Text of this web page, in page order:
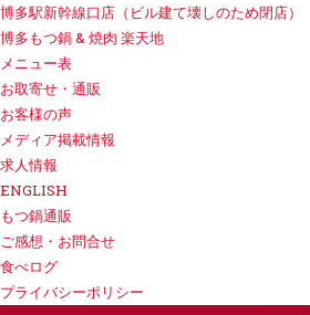
博多駅新幹線口店（ビル建て壊しのため閉店）
博多もつ鍋 & 焼肉 楽天地
メニュー表
お取寄せ・通販
お客様の声
メディア掲載情報
求人情報
ENGLISH
もつ鍋通販
ご感想・お問合せ
食べログ
プライバシーポリシー